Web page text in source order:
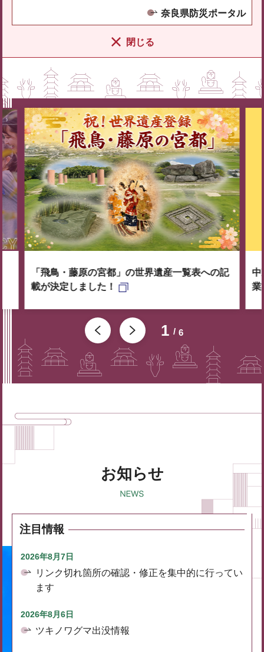
奈良県防災ポータル
閉じる
1 6
「飛鳥・藤原の宮都」の世界遺産一覧表への記
載が決定しました！
中
業
お知らせ
注目情報
2026年8月7日
リンク切れ箇所の確認・修正を集中的に行ってい
ます
2026年8月6日
ツキノワグマ出没情報